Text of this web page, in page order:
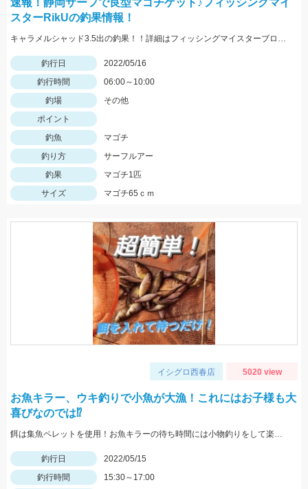
速報！静岡サーフで良型マゴチゲット♪フィッシングマイ
スターRikUの釣果情報！
キャラメルシャッド3.5出の釣果！！詳細はフィッシングマイスターブログにて近日中公開です。
釣行日
2022/05/16
釣行時間
06:00～10:00
釣場
その他
ポイント
釣魚
マゴチ
釣り方
サーフルアー
釣果
マゴチ1匹
サイズ
マゴチ65ｃｍ
イシグロ西春店 5020 view
お魚キラー、ウキ釣りで小魚が大漁！これにはお子様も大
喜びなのでは⁉
餌は集魚ペレットを使用！お魚キラーの待ち時間には小物釣りをして楽しみましょう！
釣行日
2022/05/15
釣行時間
15:30～17:00